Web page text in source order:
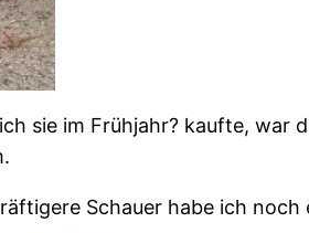
sie im Frühjahr? kaufte, war
Schauer habe ich noch